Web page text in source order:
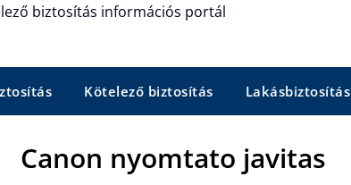
biztosítás információs portál
Kötelező biztosítás Lakásbiztosítás
Canon nyomtato javitas